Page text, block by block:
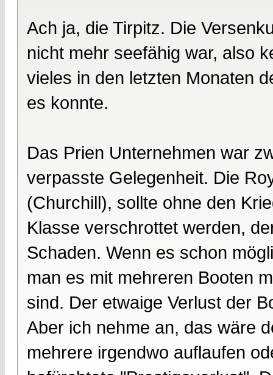
Ach ja, die Tirpitz. Die
nicht mehr seefähig war, also
vieles in den letzten Monaten
es konnte.
Das Prien Unternehmen war
verpasste Gelegenheit. Die
(Churchill), sollte ohne den
Klasse verschrottet werden,
Schaden. Wenn es schon
man es mit mehreren Booten
sind. Der etwaige Verlust der
Aber ich nehme an, das wäre
mehrere irgendwo auflaufen